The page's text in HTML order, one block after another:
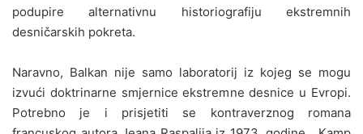
podupire alternativnu historiografiju ekstremnih
desničarskih pokreta.
Naravno, Balkan nije samo laboratorij iz kojeg se mogu
izvući doktrinarne smjernice ekstremne desnice u Evropi.
Potrebno je i prisjetiti se kontraverznog romana